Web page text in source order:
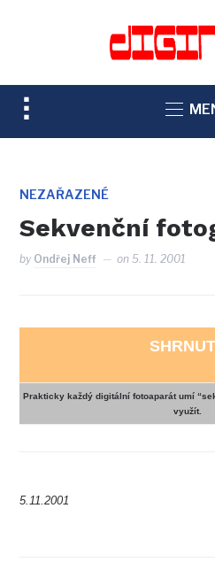
TOGGLE
SIDEBAR
NAVIGATION
NEZAŘAZENÉ
Sekvenční
by Ondřej Neff on5. 11. 2001
Prakticky každý digitální fotoaparát umí
využít.
5.11.2001